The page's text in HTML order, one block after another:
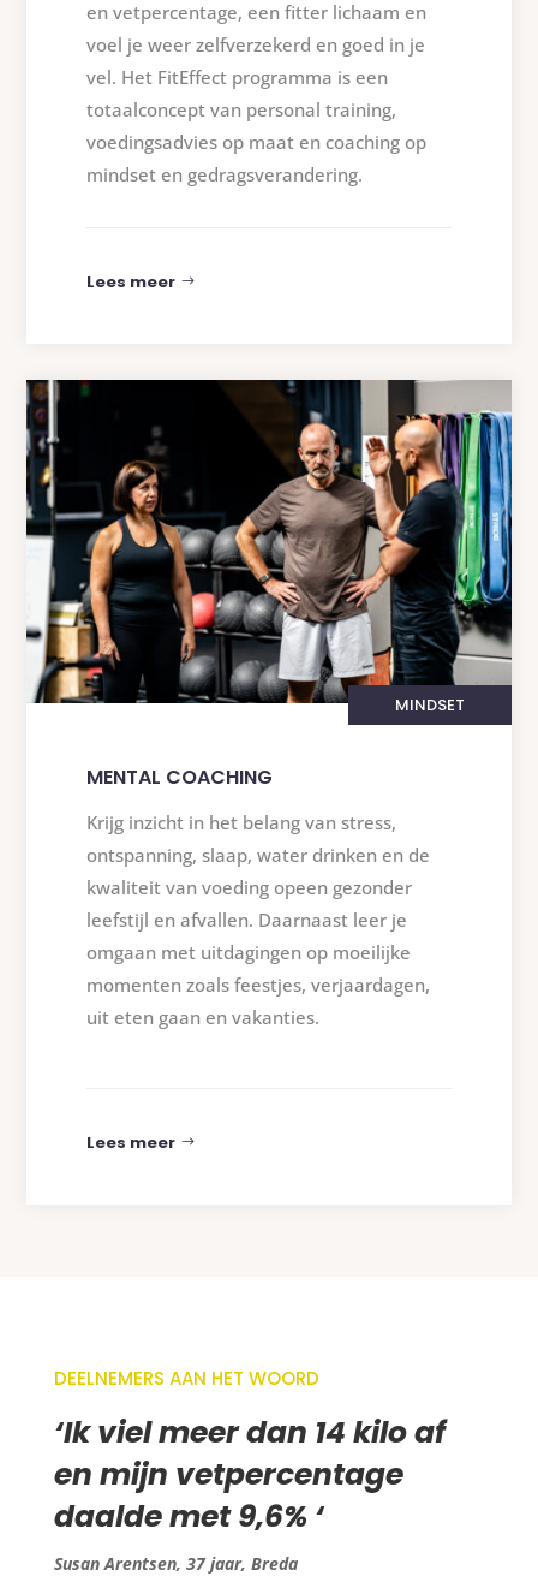
en vetpercentage, een fitter lichaam en
voel je weer zelfverzekerd en goed in je
vel. Het FitEffect programma is een
totaalconcept van personal training,
voedingsadvies op maat en coaching op
mindset en gedragsverandering.
Lees meer
MINDSET
MENTAL COACHING
Krijg inzicht in het belang van stress,
ontspanning, slaap, water drinken en de
kwaliteit van voeding opeen gezonder
leefstijl en afvallen. Daarnaast leer je
omgaan met uitdagingen op moeilijke
momenten zoals feestjes, verjaardagen,
uit eten gaan en vakanties.
Lees meer
DEELNEMERS AAN HET WOORD
‘Ik viel meer dan 14 kilo af
en mijn vetpercentage
daalde met 9,6% ‘
Susan Arentsen, 37 jaar, Breda